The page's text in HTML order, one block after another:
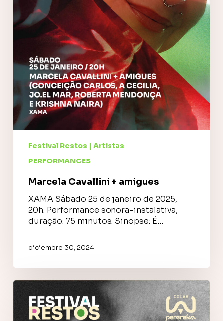
Festival Restos | Artistas
PERFORMANCES
Marcela Cavallini + amigues
XAMA Sábado 25 de janeiro de 2025,
20h. Performance sonora-instalativa,
duração: 75 minutos. Sinopse: É…
diciembre 30, 2024
Camila
Florentino